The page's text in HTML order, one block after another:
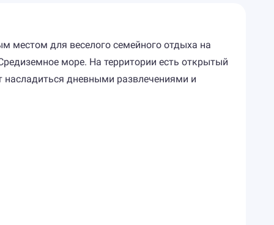
местом для веселого семейного отдыха на
море. На территории есть открытый
насладиться дневными развлечениями и